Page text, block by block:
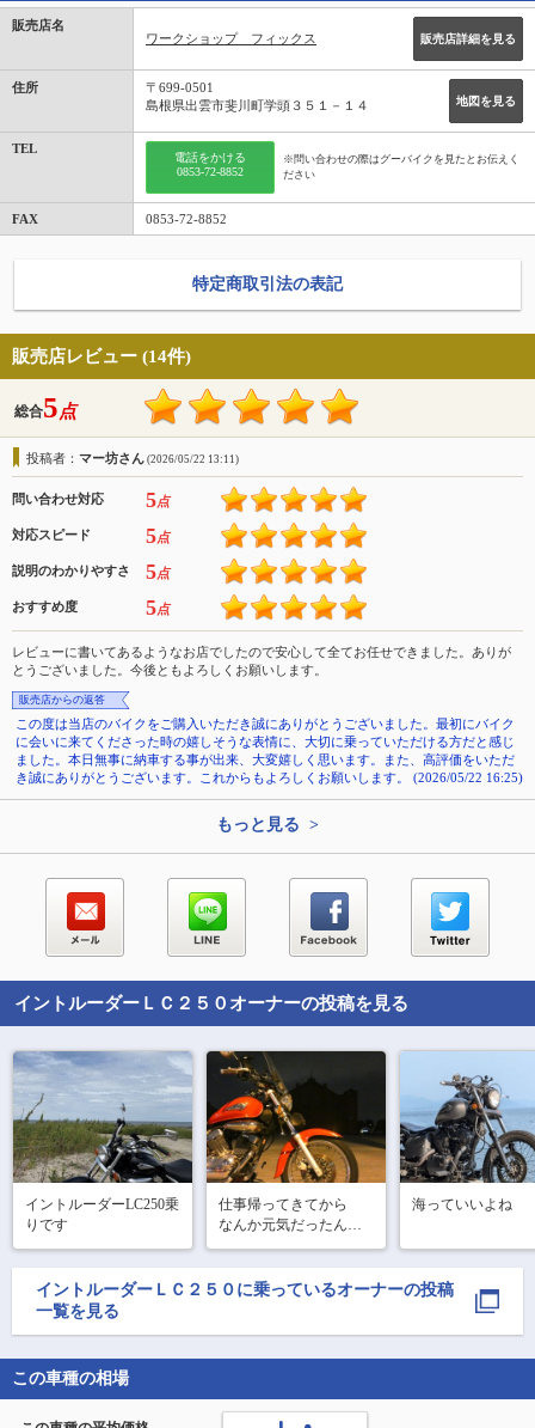
販売店名
ワークショップ フィックス
販売店詳細を見る
住所
地図を見る
〒699-0501
島根県出雲市斐川町学頭３５１－１４
TEL
電話をかける
0853-72-8852
※問い合わせの際はグーバイクを見たとお伝えく
ださい
FAX 0853-72-8852
特定商取引法の表記
販売店レビュー (14件)
総合5点
投稿者： マー坊さん (2026/05/22 13:11)
問い合わせ対応 5点
対応スピード 5点
説明のわかりやすさ 5点
おすすめ度 5点
レビューに書いてあるようなお店でしたので安心して全てお任せできました。ありが
とうございました。今後ともよろしくお願いします。
販売店からの返答
この度は当店のバイクをご購入いただき誠にありがとうございました。最初にバイク
に会いに来てくださった時の嬉しそうな表情に、大切に乗っていただける方だと感じ
ました。本日無事に納車する事が出来、大変嬉しく思います。また、高評価をいただ
き誠にありがとうございます。これからもよろしくお願いします。 (2026/05/22 16:25)
もっと見る >
イントルーダーＬＣ２５０ オーナーの投稿を見る
イントルーダーLC250乗
りです
仕事帰ってきてから
なんか元気だったんで
100kmくらいひとっ走り
してきた
#イントルーダー
#イントルーダー250
海っていいよね
イントルーダーＬＣ２５０ に乗っているオーナーの投稿
一覧を見る
この車種の相場